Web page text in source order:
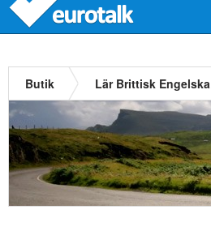
Butik Lär Brittisk Engelska